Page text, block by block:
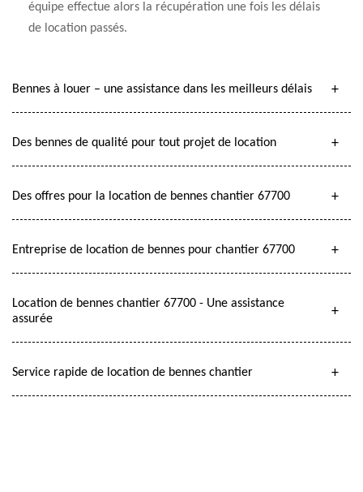
équipe effectue alors la récupération une fois les délais
de location passés.
Bennes à louer – une assistance dans les meilleurs délais
Des bennes de qualité pour tout projet de location
Des offres pour la location de bennes chantier 67700
Entreprise de location de bennes pour chantier 67700
Location de bennes chantier 67700 - Une assistance
assurée
Service rapide de location de bennes chantier